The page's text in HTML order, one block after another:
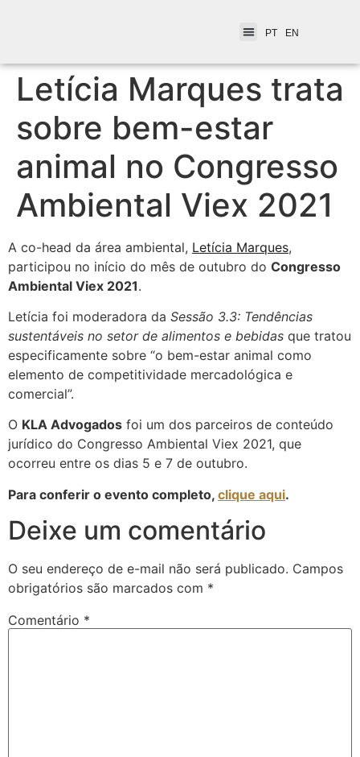
PT EN
Letícia Marques trata
sobre bem-estar
animal no Congresso
Ambiental Viex 2021
A co-head da área ambiental, Letícia Marques,
participou no início do mês de outubro do Congresso
Ambiental Viex 2021.
Letícia foi moderadora da Sessão 3.3: Tendências
sustentáveis no setor de alimentos e bebidas que tratou
especificamente sobre “o bem-estar animal como
elemento de competitividade mercadológica e
comercial”.
O KLA Advogados foi um dos parceiros de conteúdo
jurídico do Congresso Ambiental Viex 2021, que
ocorreu entre os dias 5 e 7 de outubro.
Para conferir o evento completo, clique aqui.
Deixe um comentário
O seu endereço de e-mail não será publicado. Campos
obrigatórios são marcados com *
Comentário *